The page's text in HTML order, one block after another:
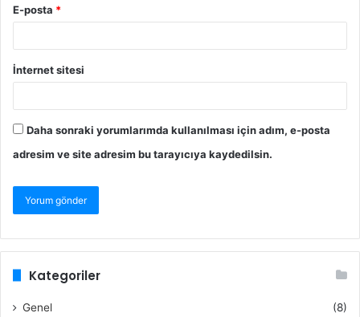
E-posta *
İnternet sitesi
Daha sonraki yorumlarımda kullanılması için adım, e-posta
adresim ve site adresim bu tarayıcıya kaydedilsin.
Kategoriler
Genel
(8)